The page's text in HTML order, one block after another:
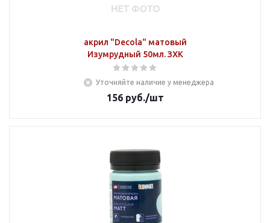
акрил "Decola" матовый
Изумрудный 50мл. ЗХК
Уточняйте наличие у менеджера
156 руб./шт